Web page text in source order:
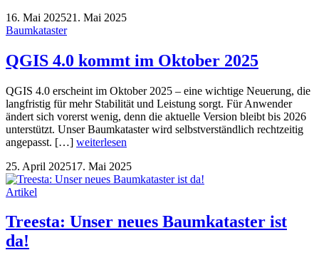
16. Mai 202521. Mai 2025
Baumkataster
QGIS 4.0 kommt im Oktober 2025
QGIS 4.0 erscheint im Oktober 2025 – eine wichtige Neuerung, die
langfristig für mehr Stabilität und Leistung sorgt. Für Anwender
ändert sich vorerst wenig, denn die aktuelle Version bleibt bis 2026
unterstützt. Unser Baumkataster wird selbstverständlich rechtzeitig
angepasst. […] weiterlesen
25. April 202517. Mai 2025
Artikel
Treesta: Unser neues Baumkataster ist
da!